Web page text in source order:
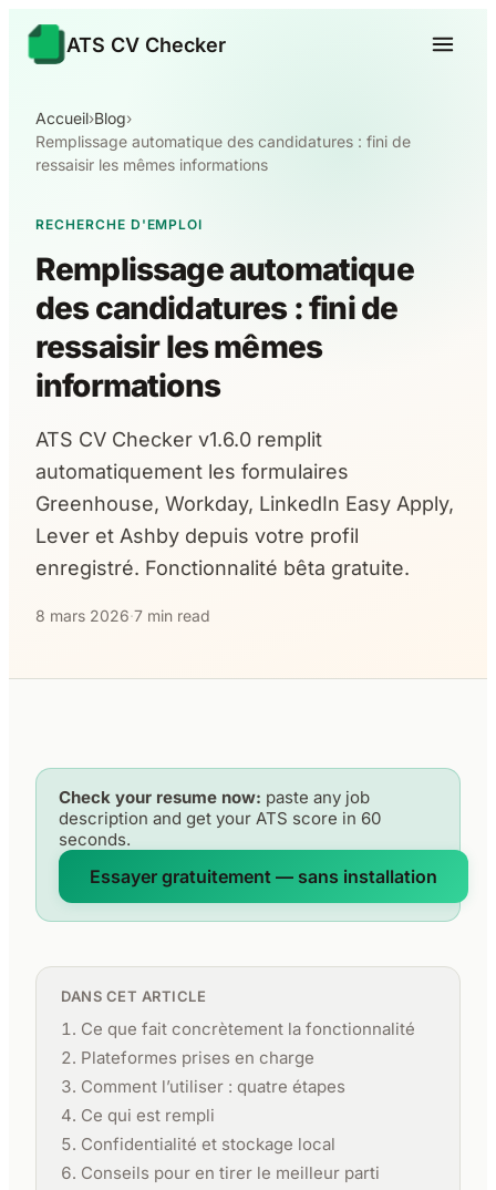
ATS CV Checker
Accueil›Blog›
Remplissage automatique des candidatures : fini de
ressaisir les mêmes informations
RECHERCHE D'EMPLOI
Remplissage automatique
des candidatures : fini de
ressaisir les mêmes
informations
ATS CV Checker v1.6.0 remplit
automatiquement les formulaires
Greenhouse, Workday, LinkedIn Easy Apply,
Lever et Ashby depuis votre profil
enregistré. Fonctionnalité bêta gratuite.
8 mars 2026·7 min read
Check your resume now: paste any job
description and get your ATS score in 60
seconds.
Essayer gratuitement — sans installation
DANS CET ARTICLE
Ce que fait concrètement la fonctionnalité
Plateformes prises en charge
Comment l’utiliser : quatre étapes
Ce qui est rempli
Confidentialité et stockage local
Conseils pour en tirer le meilleur parti